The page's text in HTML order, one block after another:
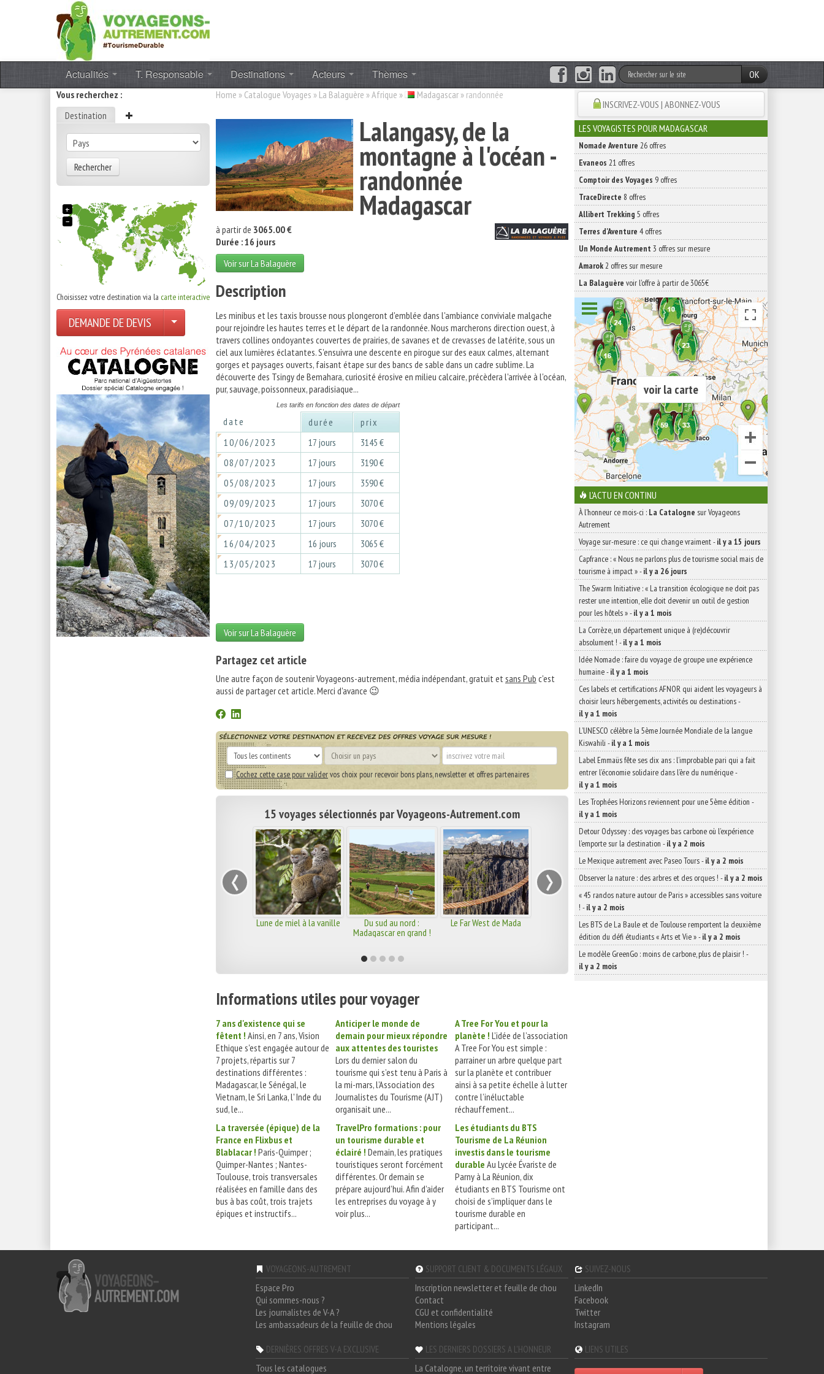
Actualités T. Responsable Destinations Acteurs Thèmes
OK
Vous recherchez :
Destination
Rechercher
+
−
Choisissez votre destination via la carte interactive
DEMANDE DE DEVIS
Home » Catalogue Voyages » La Balaguère »Afrique » Madagascar » randonnée
Lalangasy, de la
montagne à l'océan -
randonnée
Madagascar
à partir de 3065.00 €
Durée : 16 jours
Voir sur La Balaguère
Description
Les minibus et les taxis brousse nous plongeront d'emblée dans l'ambiance conviviale malgache
pour rejoindre les hautes terres et le départ de la randonnée. Nous marcherons direction ouest, à
travers collines ondoyantes couvertes de prairies, de savanes et de crevasses de latérite, sous un
ciel aux lumières éclatantes. S'ensuivra une descente en pirogue sur des eaux calmes, alternant
gorges et paysages ouverts, faisant étape sur des bancs de sable dans un cadre sublime. La
découverte des Tsingy de Bemahara, curiosité érosive en milieu calcaire, précèdera l'arrivée à l'océan,
pur, sauvage, poissonneux, paradisiaque...
Les tarifs en fonction des dates de départ
date durée
prix
10/06/2023
17 jours
3145 €
08/07/2023
17 jours
3190 €
05/08/2023
17 jours
3590 €
09/09/2023
17 jours
3070 €
07/10/2023
17 jours
3070 €
16/04/2023
16 jours
3065 €
13/05/2023
17 jours 3070 €
Voir sur La Balaguère
Partagez cet article
Une autre façon de soutenir Voyageons-autrement, média indépendant, gratuit etsans Pub c'est
aussi de partager cet article. Merci d'avance 😉
Cochez cette case pour validervos choix pour recevoir bons plans, newsletter et offres partenaires
15 voyages sélectionnés par Voyageons-Autrement.com
Lune de miel à la vanille
Du sud au nord :
Madagascar en grand !
Le Far West de Mada
‹ ›
Informations utiles pour voyager
7 ans d'existence qui se
fêtent ! Ainsi, en 7 ans, Vision
Ethique s'est engagée autour de
7 projets, répartis sur 7
destinations différentes :
Madagascar, le Sénégal, le
Vietnam, le Sri Lanka, l' Inde du
sud, le...
Anticiper le monde de
demain pour mieux répondre
aux attentes des touristes
Lors du dernier salon du
tourisme qui s’est tenu à Paris à
la mi-mars, l’Association des
Journalistes du Tourisme (AJT)
organisait une...
A Tree For You et pour la
planète ! L’idée de l’association
A Tree For You est simple :
parrainer un arbre quelque part
sur la planète et contribuer
ainsi à sa petite échelle à lutter
contre l’inéluctable
réchauffement...
La traversée (épique) de la
France en Flixbus et
Blablacar ! Paris-Quimper ;
Quimper-Nantes ; Nantes-
Toulouse, trois transversales
réalisées en famille dans des
bus à bas coût, trois trajets
épiques et instructifs...
TravelPro formations : pour
un tourisme durable et
éclairé ! Demain, les pratiques
touristiques seront forcément
différentes. Or demain se
prépare aujourd’hui. Afin d’aider
les entreprises du voyage à y
voir plus...
Les étudiants du BTS
Tourisme de La Réunion
investis dans le tourisme
durable Au Lycée Évariste de
Parny à La Réunion, dix
étudiants en BTS Tourisme ont
choisi de s’impliquer dans le
tourisme durable en
participant...
INSCRIVEZ-VOUS | ABONNEZ-VOUS
LES VOYAGISTES POUR MADAGASCAR
Nomade Aventure 26 offres
Evaneos 21 offres
Comptoir des Voyages 9 offres
TraceDirecte 8 offres
Allibert Trekking 5 offres
Terres d'Aventure 4 offres
Un Monde Autrement 3 offres sur mesure
Amarok2 offres sur mesure
La Balaguère voir l'offre à partir de 3065€
voir la carte
L'ACTU EN CONTINU
À l'honneur ce mois-ci : La Catalogne sur Voyageons
Autrement
Voyage sur-mesure : ce qui change vraiment-il y a 15 jours
Capfrance : « Nous ne parlons plus de tourisme social mais de
tourisme à impact »-il y a 26 jours
The Swarm Initiative : « La transition écologique ne doit pas
rester une intention, elle doit devenir un outil de gestion
pour les hôtels »-il y a 1 mois
La Corrèze, un département unique à (re)découvrir
absolument ! -il y a 1 mois
Idée Nomade : faire du voyage de groupe une expérience
humaine-il y a 1 mois
Ces labels et certifications AFNOR qui aident les voyageurs à
choisir leurs hébergements, activités ou destinations-
il y a 1 mois
L’UNESCO célèbre la 5ème Journée Mondiale de la langue
Kiswahili -il y a 1 mois
Label Emmaüs fête ses dix ans : l’improbable pari qui a fait
entrer l’économie solidaire dans l’ère du numérique-
il y a 1 mois
Les Trophées Horizons reviennent pour une 5ème édition -
il y a 1 mois
Detour Odyssey : des voyages bas carbone où l’expérience
l’emporte sur la destination -il y a 2 mois
Le Mexique autrement avec Paseo Tours-il y a 2 mois
Observer la nature : des arbres et des orques ! -il y a 2 mois
« 45 randos nature autour de Paris » accessibles sans voiture
! -il y a 2 mois
Les BTS de La Baule et de Toulouse remportent la deuxième
édition du défi étudiants « Arts et Vie »-il y a 2 mois
Le modèle GreenGo : moins de carbone, plus de plaisir ! -
il y a 2 mois
VOYAGEONS-AUTREMENT
Espace Pro
Qui sommes-nous ?
Les journalistes de V-A ?
Les ambassadeurs de la feuille de chou
SUPPORT CLIENT & DOCUMENTS LÉGAUX
Inscription newsletter et feuille de chou
Contact
CGU et confidentialité
Mentions légales
SUIVEZ-NOUS
LinkedIn
Facebook
Twitter
Instagram
DERNIÈRES OFFRES V-A EXCLUSIVE
Tous les catalogues
LES DERNIERS DOSSIERS A L'HONNEUR
La Catalogne, un territoire vivant entre
LIENS UTILES